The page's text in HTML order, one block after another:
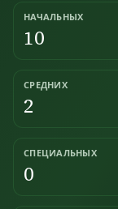
НАЧАЛЬНЫХ
10
СРЕДНИХ
2
СПЕЦИАЛЬНЫХ
0